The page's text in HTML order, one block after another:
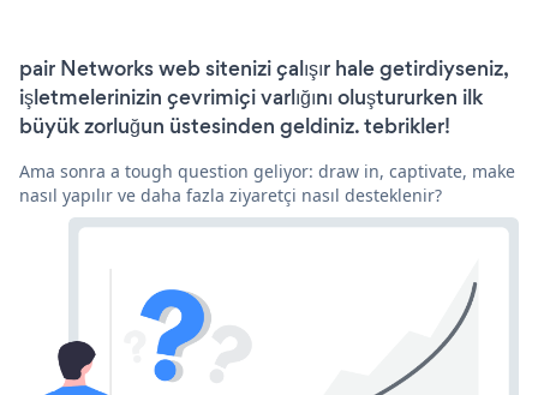
pair Networks web sitenizi çalışır hale getirdiyseniz,
işletmelerinizin çevrimiçi varlığını oluştururken ilk
büyük zorluğun üstesinden geldiniz. tebrikler!
Ama sonra a tough question geliyor: draw in, captivate, make
nasıl yapılır ve daha fazla ziyaretçi nasıl desteklenir?